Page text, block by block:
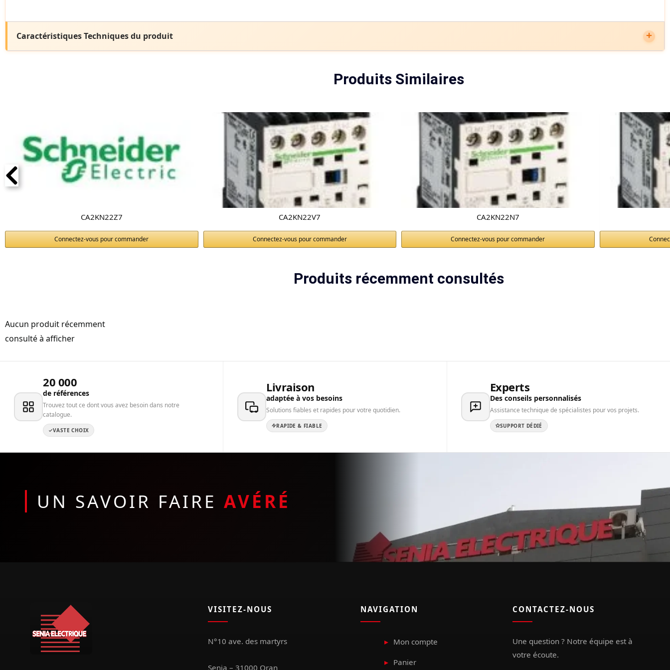
Caractéristiques Techniques du produit
Produits Similaires
CA2KN22Z7
Connectez-vous pour commander
CA2KN22V7
Connectez-vous pour commander
CA2KN22N7
Connectez-vous pour commander
Produits récemment consultés
Aucun produit récemment
consulté à afficher
20 000
de références
Trouvez tout ce dont vous avez besoin dans notre
catalogue.
VASTE CHOIX
Livraison
adaptée à vos besoins
Solutions fiables et rapides pour votre quotidien.
RAPIDE & FIABLE
Experts
Des conseils personnalisés
Assistance technique de spécialistes pour vos projets.
SUPPORT DÉDIÉ
UN SAVOIR FAIRE AVÉRÉ
VISITEZ-NOUS
N°10 ave. des martyrs
Senia – 31000 Oran
NAVIGATION
Mon compte
Panier
CONTACTEZ-NOUS
Une question ? Notre équipe est à
votre écoute.